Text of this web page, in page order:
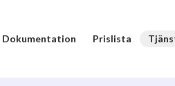
Dokumentation Prislista